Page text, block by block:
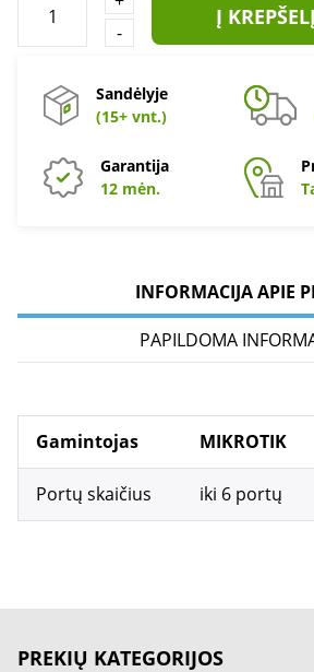
-
Į KREPŠELĮ
Sandėlyje
(15+ vnt.)
Garantija
12 mėn.
INFORMACIJA APIE
PAPILDOMA
Gamintojas MIKROTIK
Portų skaičius iki 6 portų
PREKIŲ KATEGORIJOS